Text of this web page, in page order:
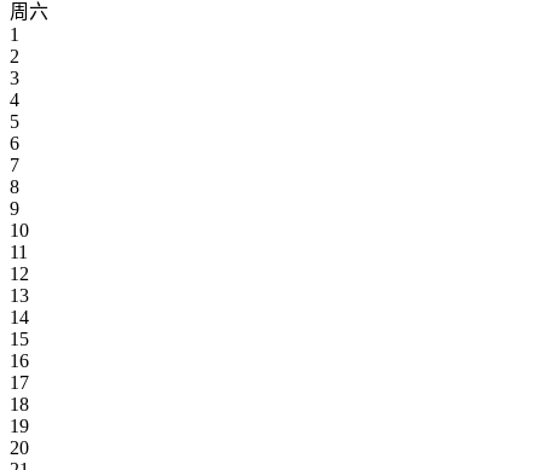
周六
1
2
3
4
5
6
7
8
9
10
11
12
13
14
15
16
17
18
19
20